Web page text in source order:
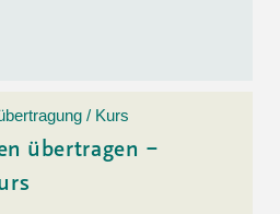
/ Kurs
übertragen –